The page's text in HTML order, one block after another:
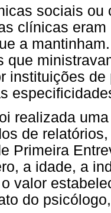
sociais
clínicas
a
que
instituições
realizada
de
Primeira
a idade, a
valor
do